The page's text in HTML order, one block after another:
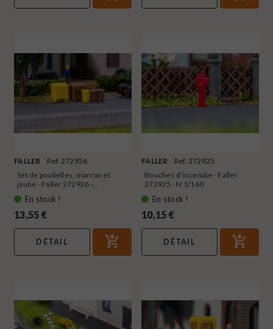
FALLER
Ref. 272926
Set de poubelles, marron et
jaune - Faller 272926 -...
En stock !
13,55 €
DÉTAIL
FALLER
Ref. 272925
Bouches d'incendie - Faller
272925 - N 1/160
En stock !
10,15 €
DÉTAIL